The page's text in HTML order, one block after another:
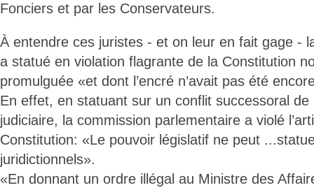
Fonciers et par les Conservateurs.
À entendre ces juristes - et on leur en fait gage -
a statué en violation flagrante de la Constitution
promulguée «et dont l’encré n’avait pas été
En effet, en statuant sur un conflit successoral de
judiciaire, la commission parlementaire a violé
Constitution: «Le pouvoir législatif ne peut
juridictionnels».
«En donnant un ordre illégal au Ministre des